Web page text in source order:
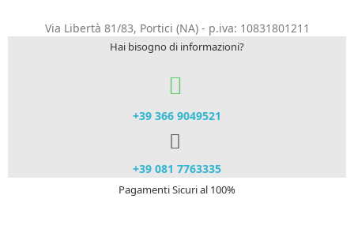
Via Libertà 81/83, Portici (NA) - p.iva: 10831801211
Hai bisogno di informazioni?
+39 366 9049521​
+39 081 7763335
Pagamenti Sicuri al 100%